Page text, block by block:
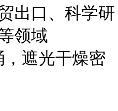
出口、科学研
领域
遮光干燥密